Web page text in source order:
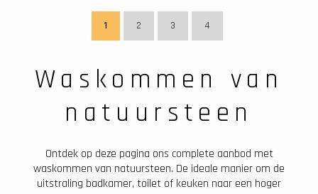
1 2 3 4
Waskommen van
natuursteen
Ontdek op deze pagina ons complete aanbod met
waskommen van natuursteen. De ideale manier om de
uitstraling badkamer, toilet of keuken naar een hoger